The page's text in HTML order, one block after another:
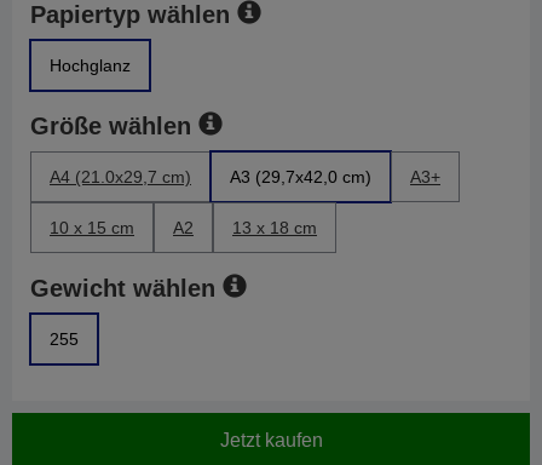
Papiertyp wählen
Hochglanz
Größe wählen
A4 (21.0x29,7 cm) A3 (29,7x42,0 cm) A3+
10 x 15 cm A2 13 x 18 cm
Gewicht wählen
255
Jetzt kaufen